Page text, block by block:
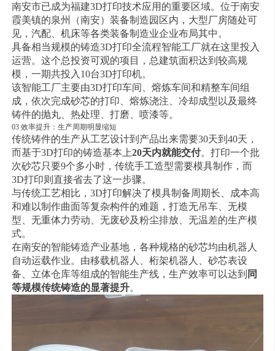
南安市已成为福建3D打印技术应用的重要区域。位于南安
霞美镇的泉州（南安）装备制造园区内，大型厂房随处可
见，汽配、机床等各类装备制造业企业布局其中。
具备相当规模的铸造3D打印全流程智能工厂就在这里投入
运营。这个总投资可观的项目，总建筑面积达到较高规
模，一期共投入10台3D打印机。
该智能工厂主要由3D打印车间、熔炼车间和精整车间组
成，依次完成砂芯的打印、熔炼浇注、冷却成型以及最终
铸件的抛丸、热处理、打磨、喷漆等。
03 效率提升：生产周期明显缩短
传统铸件的生产从工艺设计到产品出来需要30天到40天，
而基于3D打印的铸造基本上20天内就能交付。打印一个批
次砂芯只要9个多小时，传统手工造型需要模具制作，而
3D打印则直接省去了这一步骤。
与传统工艺相比，3D打印解决了模具制备周期长、成本高
和难以制作曲面等复杂构件的难题，打造无吊车、无模
型、无重体力劳动、无废砂及粉尘排放、无温差的生产模
式。
在南安的智能铸造产业基地，各种规格的砂芯均由机器人
自动运载作业。由移载机器人、桁架机器人、砂芯表设
备、立体仓库等组成的智能生产线，生产效率可以达到 同
等规模传统铸造的显著提升。